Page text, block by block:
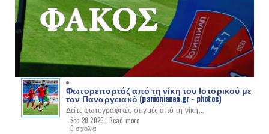
Φωτορεπορτάζ από τη νίκη του Ιστορικού με
τον Παναργειακό (panionianea.gr - photos)
Δείτε φωτογραφικές στιγμές από τη νίκη...
Sep 28 2025 | Read more
0 σχόλια